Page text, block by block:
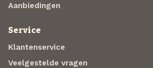
Aanbiedingen
Service
Klantenservice
Veelgestelde vragen